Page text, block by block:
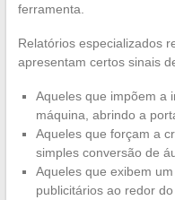
ferramenta.
Relatórios especializados
apresentam certos sinais
Aqueles que impõem a
máquina, abrindo a
Aqueles que forçam a
simples conversão de
Aqueles que exibem
publicitários ao redor